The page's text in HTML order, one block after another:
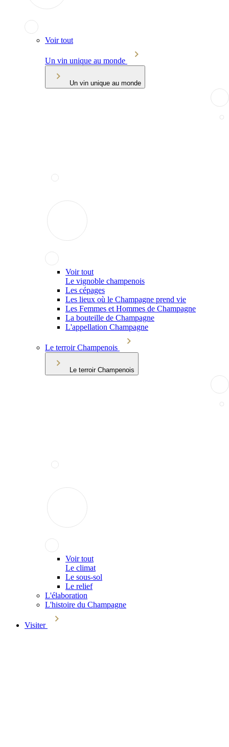
Voir tout
Un vin unique au monde
Un vin unique au monde
Voir tout
Le vignoble champenois
Les cépages
Les lieux où le Champagne prend vie
Les Femmes et Hommes de Champagne
La bouteille de Champagne
L'appellation Champagne
Le terroir Champenois
Le terroir Champenois
Voir tout
Le climat
Le sous-sol
Le relief
L'élaboration
L'histoire du Champagne
Visiter